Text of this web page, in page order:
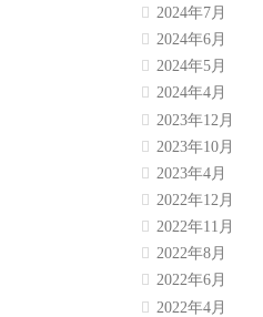
2024年7月
2024年6月
2024年5月
2024年4月
2023年12月
2023年10月
2023年4月
2022年12月
2022年11月
2022年8月
2022年6月
2022年4月